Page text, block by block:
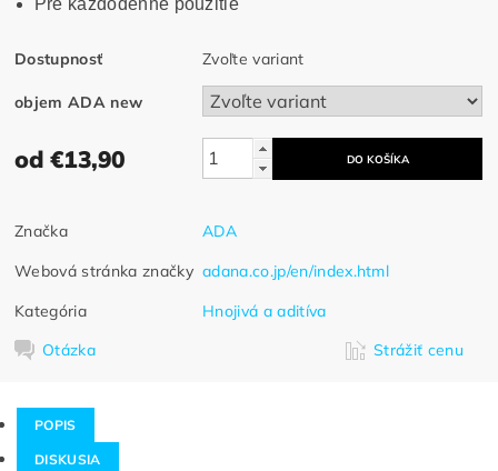
Dostupnosť Zvoľte variant
objem ADA new
od €13,90
Značka
ADA
Webová stránka značky adana.co.jp/en/index.html
Kategória
Hnojivá a aditíva
Otázka
Strážiť cenu
POPIS
DISKUSIA